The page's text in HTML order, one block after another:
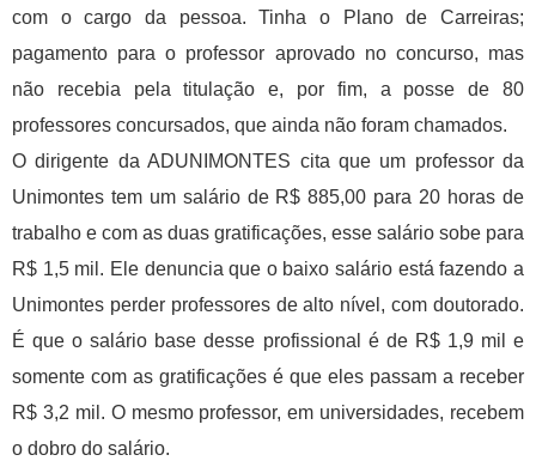
com o cargo da pessoa. Tinha o Plano de Carreiras;
pagamento para o professor aprovado no concurso, mas
não recebia pela titulação e, por fim, a posse de 80
professores concursados, que ainda não foram chamados.
O dirigente da ADUNIMONTES cita que um professor da
Unimontes tem um salário de R$ 885,00 para 20 horas de
trabalho e com as duas gratificações, esse salário sobe para
R$ 1,5 mil. Ele denuncia que o baixo salário está fazendo a
Unimontes perder professores de alto nível, com doutorado.
É que o salário base desse profissional é de R$ 1,9 mil e
somente com as gratificações é que eles passam a receber
R$ 3,2 mil. O mesmo professor, em universidades, recebem
o dobro do salário.